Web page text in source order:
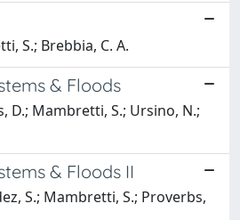
S.; Brebbia, C. A.
& Floods
D.; Mambretti, S.; Ursino, N.;
& Floods II
S.; Mambretti, S.; Proverbs,